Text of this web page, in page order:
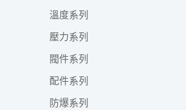
溫度系列
壓力系列
閥件系列
配件系列
防爆系列